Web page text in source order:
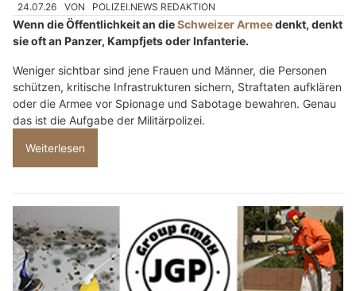
24.07.26 VON POLIZEI.NEWS REDAKTION
Wenn die Öffentlichkeit an dieSchweizer Armeedenkt, denkt
sie oft an Panzer, Kampfjets oder Infanterie.
Weniger sichtbar sind jene Frauen und Männer, die Personen
schützen, kritische Infrastrukturen sichern, Straftaten aufklären
oder die Armee vor Spionage und Sabotage bewahren. Genau
das ist die Aufgabe der Militärpolizei.
Weiterlesen